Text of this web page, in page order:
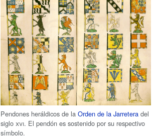
Pendones heráldicos de la Orden de la Jarreteradel
siglo xvi. El pendón es sostenido por su respectivo
símbolo.